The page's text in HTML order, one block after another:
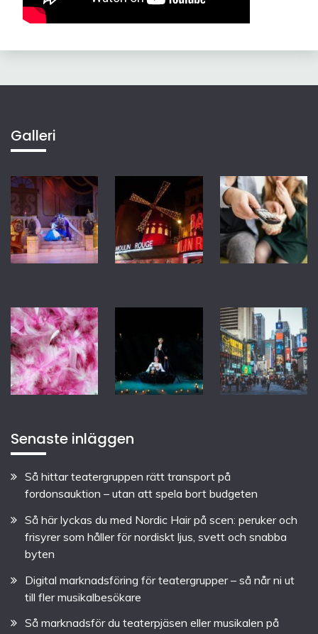
Galleri
Senaste inläggen
Så hittar teatergruppen rätt transport på
fordonsauktion – utan att spela bort budgeten
Så här lyckas du med Nordic Hair på scen: peruker och
frisyrer som håller för nordiskt ljus, svett och snabba
byten
Digital marknadsföring för teatergrupper – så når ni ut
till fler musikalbesökare
Så marknadsför du teaterpjäsen eller musikalen på